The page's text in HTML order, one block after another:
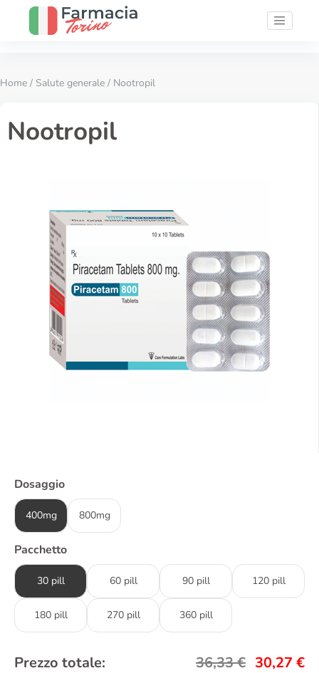
Home / Salute generale / Nootropil
Nootropil
Dosaggio
400mg 800mg
Pacchetto
30 pill 60 pill 90 pill 120 pill
180 pill 270 pill 360 pill
Prezzo totale: 36,33€ 30,27 €